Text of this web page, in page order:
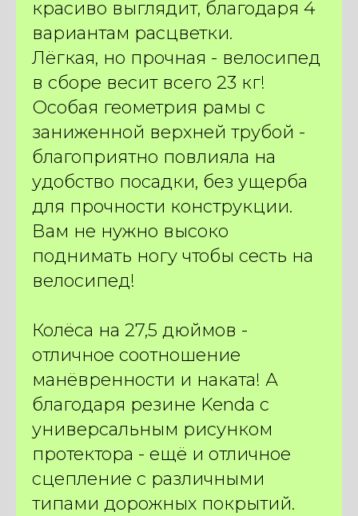
красиво выглядит, благодаря 4
вариантам расцветки.
Лёгкая, но прочная - велосипед
в сборе весит всего 23 кг!
Особая геометрия рамы с
заниженной верхней трубой -
благоприятно повлияла на
удобство посадки, без ущерба
для прочности конструкции.
Вам не нужно высоко
поднимать ногу чтобы сесть на
велосипед!
Колёса на 27,5 дюймов -
отличное соотношение
манёвренности и наката! А
благодаря резине Kenda с
универсальным рисунком
протектора - ещё и отличное
сцепление с различными
типами дорожных покрытий.
И получите подарки
на сумму250 BYN
ПОДБЕРИТЕ ИДЕАЛЬНЫЙ
ЭЛЕКТРОВЕЛОСИПЕД
КОНКРЕТНО ПОД ВАС
ВСЕГО ЗА 2 МИНУТЫ